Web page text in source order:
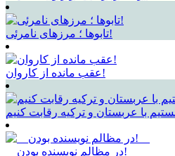
تابوها ؛ مرزهای نامرئی!
عقب مانده از کاروان!
با عربستان و ترکیه رقابت کنیم
__در مظالم نویسنده بودن!__